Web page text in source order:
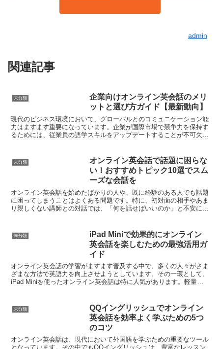
admin
関連記事
未分類
企業向けオンライン英会話のメリ
ットと選び方ガイド【最新動向】
現代のビジネス環境において、グローバルとのコミュニケーション能
力はますます重要になっています。企業が国際市場で競争力を保持す
るためには、従業員の語学スキルをアップデートすることが不可欠で
未分類
オンライン英会話で話題に困らな
い！おすすめトピック10選でスム
ーズな会話を
オンライン英会話を始めたばかりの人や、既に経験のある人でも話題
に困ってしまうことはよくある問題です。特に、初対面の相手やあま
り親しくない講師との対話では、「何を話せばいいのか」と不安にな
未分類
iPad Miniで効果的にオンライン
英会話を楽しむための最強活用ガ
イド
オンライン英会話の学習がますます普及する中で、多くの人々がさま
ざまな方法で英語力を向上させようとしています。その一環として、
iPad Miniを使ったオンライン英会話は特に人気があります。軽量で
未分類
QQイングリッシュでオンライン
英会話を効率よく学ぶための5つ
のコツ
オンライン英会話は、現代において外国語を学ぶための重要なツール
となっています。その中でもQQイングリッシュは、豊富なレッスン